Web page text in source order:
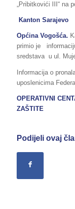
„Pribitkovići III“ na
Kanton Sarajevo
Općina Vogošća.
primio je
sredstava u ul.
Informacija o
uposlenicima
OPERATIVNI
ZAŠTITE
Podijeli ovaj